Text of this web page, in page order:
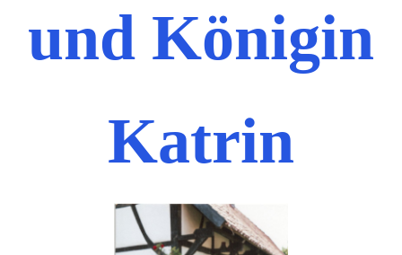
und Königin
Katrin